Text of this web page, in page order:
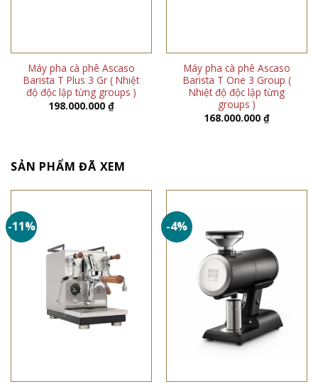
Máy pha cà phê Ascaso
Barista T Plus 3 Gr ( Nhiệt
độ độc lập từng groups )
198.000.000 ₫
Máy pha cà phê Ascaso
Barista T One 3 Group (
Nhiệt độ độc lập từng
groups )
168.000.000 ₫
SẢN PHẨM ĐÃ XEM
-11% -4%